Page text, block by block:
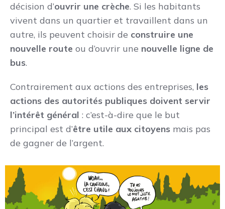
décision d’ouvrir une crèche. Si les habitants
vivent dans un quartier et travaillent dans un
autre, ils peuvent choisir de construire une
nouvelle route ou d’ouvrir une nouvelle ligne de
bus.
Contrairement aux actions des entreprises, les
actions des autorités publiques doivent servir
l’intérêt général : c’est-à-dire que le but
principal est d’être utile aux citoyens mais pas
de gagner de l’argent.